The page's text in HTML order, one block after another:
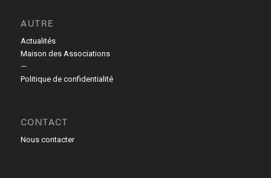
AUTRE
Actualités
Maison des Associations
—
Politique de confidentialité
CONTACT
Nous contacter